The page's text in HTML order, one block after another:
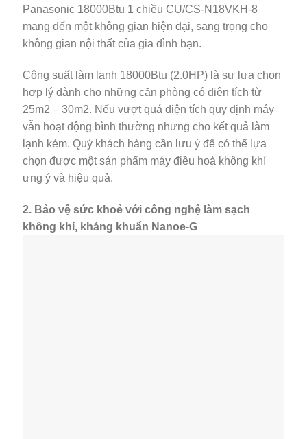
Panasonic 18000Btu 1 chiều CU/CS-N18VKH-8
mang đến một không gian hiện đại, sang trọng cho
không gian nội thất của gia đình bạn.
Công suất làm lạnh 18000Btu (2.0HP) là sự lựa chọn
hợp lý dành cho những căn phòng có diện tích từ
25m2 – 30m2. Nếu vượt quá diện tích quy định máy
vẫn hoạt động bình thường nhưng cho kết quả làm
lạnh kém. Quý khách hàng cần lưu ý để có thể lựa
chọn được một sản phẩm máy điều hoà không khí
ưng ý và hiệu quả.
2. Bảo vệ sức khoẻ với công nghệ làm sạch
không khí, kháng khuẩn Nanoe-G